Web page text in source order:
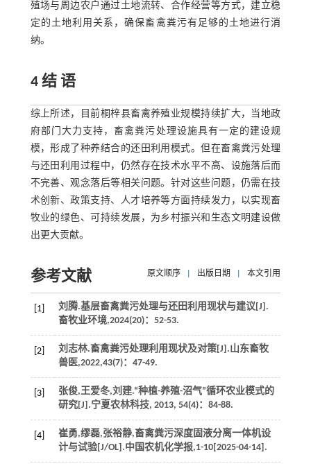
殖场与周边农户通过土地流转、合作经营等方式，建立稳
定的土地利用关系，确保畜禽粪污有足够的土地进行消
纳。
4 结 语
综上所述，目前桐梓县畜禽养殖业规模持续扩大，当地政
府部门大力支持，畜禽粪污处理设施具有一定的建设规
模，形成了种养结合的还田利用模式。但在畜禽粪污处理
与还田利用过程中，仍然存在技术水平不高、设施落后而
不完善、观念落后等相关问题。针对这些问题，仍需在技
术创新、政策支持、人才培养等方面持续发力，以实现畜
牧业的绿色、可持续发展，为乡村振兴和生态文明建设做
出更大贡献。
参考文献 原文顺序 出版日期 本文引用
[1]
刘腾.基层畜禽粪污处理与还田利用现状与建议[J].
畜牧业环境,2024(20)：52-53.
[2] 刘志林.畜禽粪污处理利用现状及对策[J]. 山东畜牧
兽医,2022,43(7)：47-49.
[3]
张俊,王爱冬,刘建.“种植-养殖-沼气”循环农业模式的
研究[J].宁夏农林科技, 2013, 54(4)：84-88.
[4]
崔勇,缪磊,张裕静,畜禽粪污深度固液分离一体机设
计与试验[J/OL].中国农机化学报,1-10[2025-04-14].